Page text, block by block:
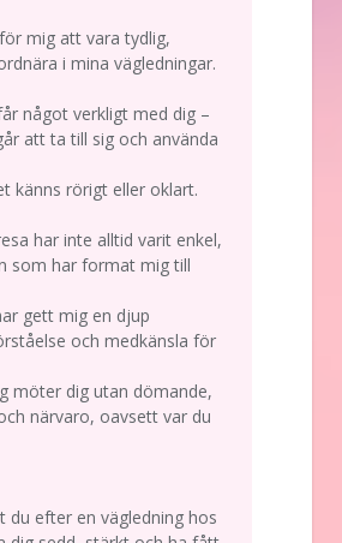
mig att vara tydlig,
i mina vägledningar.
något verkligt med dig –
att ta till sig och använda
känns rörigt eller oklart.
har inte alltid varit enkel,
som har format mig till
gett mig en djup
och medkänsla för
möter dig utan dömande,
närvaro, oavsett var du
du efter en vägledning hos